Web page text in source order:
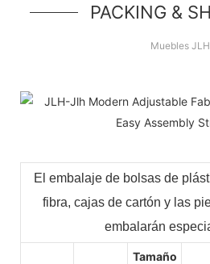
PACKING &
Muebles JLH
El embalaje de bolsas de
fibra, cajas de cartón y las
embalarán
Tamaño